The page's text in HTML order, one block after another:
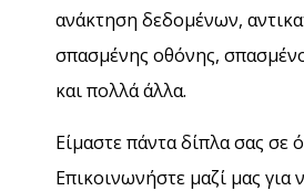
ανάκτηση δεδομένων,
σπασμένης οθόνης,
και πολλά άλλα.
Είμαστε πάντα δίπλα σας σε
Επικοινωνήστε μαζί μας για